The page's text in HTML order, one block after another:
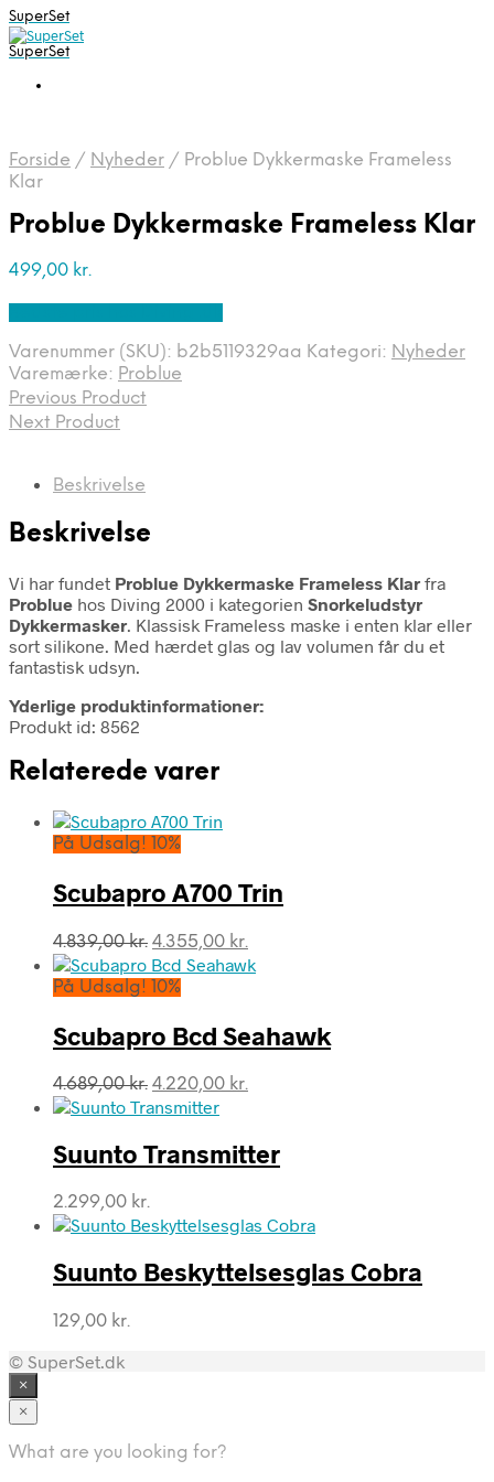
SuperSet
SuperSet
Forside / Nyheder / Problue Dykkermaske Frameless
Klar
Problue Dykkermaske Frameless Klar
499,00 kr.
Varenummer (SKU): b2b5119329aa Kategori: Nyheder
Varemærke: Problue
Previous Product
Next Product
Beskrivelse
Beskrivelse
Vi har fundet Problue Dykkermaske Frameless Klar fra
Problue hos Diving 2000 i kategorien Snorkeludstyr
Dykkermasker. Klassisk Frameless maske i enten klar eller
sort silikone. Med hærdet glas og lav volumen får du et
fantastisk udsyn.
Yderlige produktinformationer:
Produkt id: 8562
Relaterede varer
På Udsalg! 10%
Scubapro A700 Trin
4.839,00kr. Den
oprindelige
pris
4.839,00 kr..
4.355,00 kr.
aktuelle
4.355,00 kr..
På Udsalg! 10%
Scubapro Bcd Seahawk
4.689,00kr. Den
oprindelige
var:
4.689,00 kr..
4.220,00 kr.
er:
4.220,00 kr..
Suunto Transmitter
2.299,00 kr.
Suunto Beskyttelsesglas Cobra
129,00 kr.
© SuperSet.dk
×
×
What are you looking for?